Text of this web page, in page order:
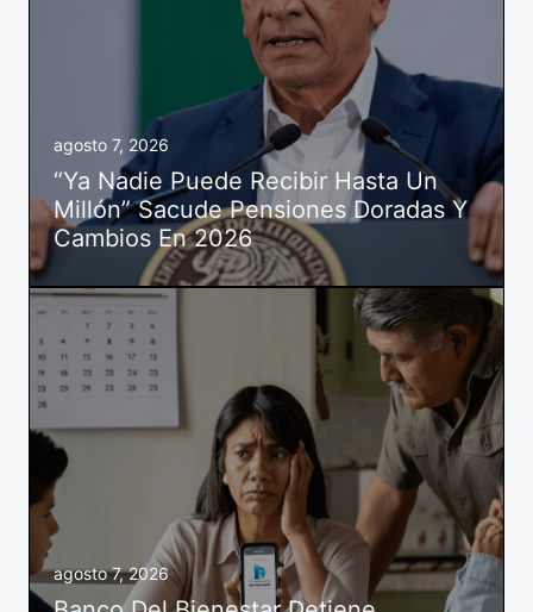
agosto 7, 2026
“Ya Nadie Puede Recibir Hasta Un
Millón” Sacude Pensiones Doradas Y
Cambios En 2026
agosto 7, 2026